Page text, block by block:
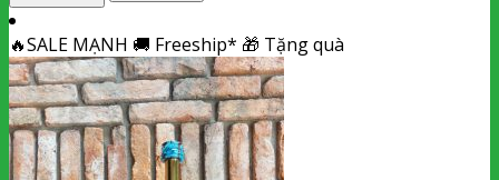
🔥SALE MẠNH 🚚 Freeship* 🎁 Tặng quà